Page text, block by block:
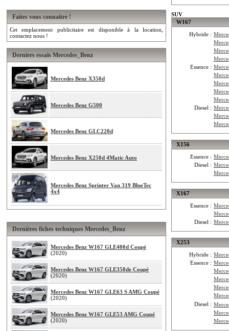
Faites vous connaitre !
Cet emplacement publicitaire est disponible à la location,
contactez nous !
Derniers essais Mercedes_Benz
Mercedes Benz X350d
Mercedes Benz G500
Mercedes Benz GLC220d
Mercedes Benz X250d 4Matic Auto
Mercedes Benz Sprinter Van 319 BlueTec
4x4
Dernières fiches techniques Mercedes_Benz
Mercedes Benz W167 GLE400d Coupé
(2020)
Mercedes Benz W167 GLE350de Coupé
(2020)
Mercedes Benz W167 GLE63 S AMG Coupé
(2020)
Mercedes Benz W167 GLE53 AMG Coupé
(2020)
SUV
W167
Hybride :
Essence :
Diesel :
X156
Essence :
Diesel :
X167
Essence :
Diesel :
X253
Hybride :
Essence :
Diesel :